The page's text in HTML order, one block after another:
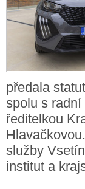
předala
spolu s
ředitelkou
služby
institut a